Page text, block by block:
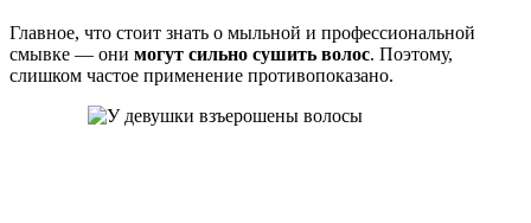
Главное, что стоит знать о мыльной и профессиональной
смывке — они могут сильно сушить волос. Поэтому,
слишком частое применение противопоказано.